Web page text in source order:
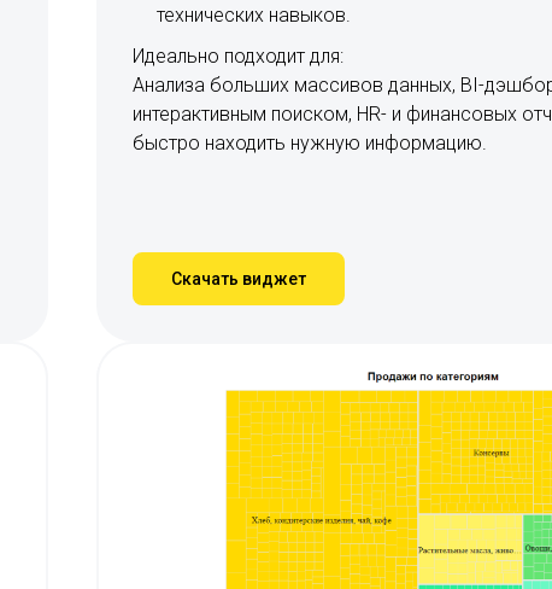
технических навыков.
Идеально подходит для:
Анализа больших массивов данных, BI-
интерактивным поиском, HR- и финансовых
быстро находить нужную информацию.
Скачать виджет